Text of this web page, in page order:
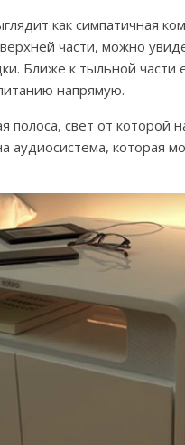
как симпатичная
части, можно
Ближе к тыльной части
напрямую.
свет от которой
аудиосистема, которая